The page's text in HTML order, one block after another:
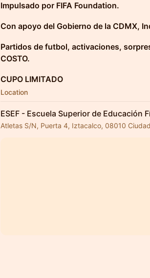
Impulsado por FIFA Foundation.
Con apoyo del Gobierno de la CDMX,
Partidos de futbol, activaciones,
COSTO.
CUPO LIMITADO
Location
ESEF - Escuela Superior de Educación
Atletas S/N, Puerta 4, Iztacalco, 08010